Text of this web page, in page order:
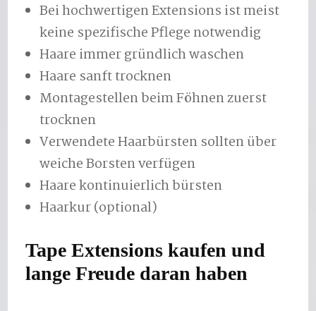
Bei hochwertigen Extensions ist meist
keine spezifische Pflege notwendig
Haare immer gründlich waschen
Haare sanft trocknen
Montagestellen beim Föhnen zuerst
trocknen
Verwendete Haarbürsten sollten über
weiche Borsten verfügen
Haare kontinuierlich bürsten
Haarkur (optional)
Tape Extensions kaufen und
lange Freude daran haben